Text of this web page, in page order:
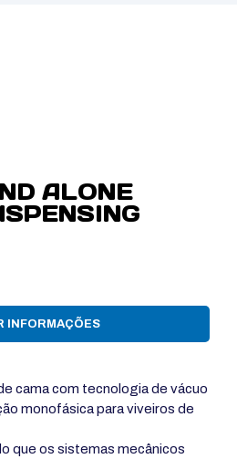
ALONE
INFORMAÇÕES
cama com tecnologia de vácuo
monofásica para viveiros de
que os sistemas mecânicos